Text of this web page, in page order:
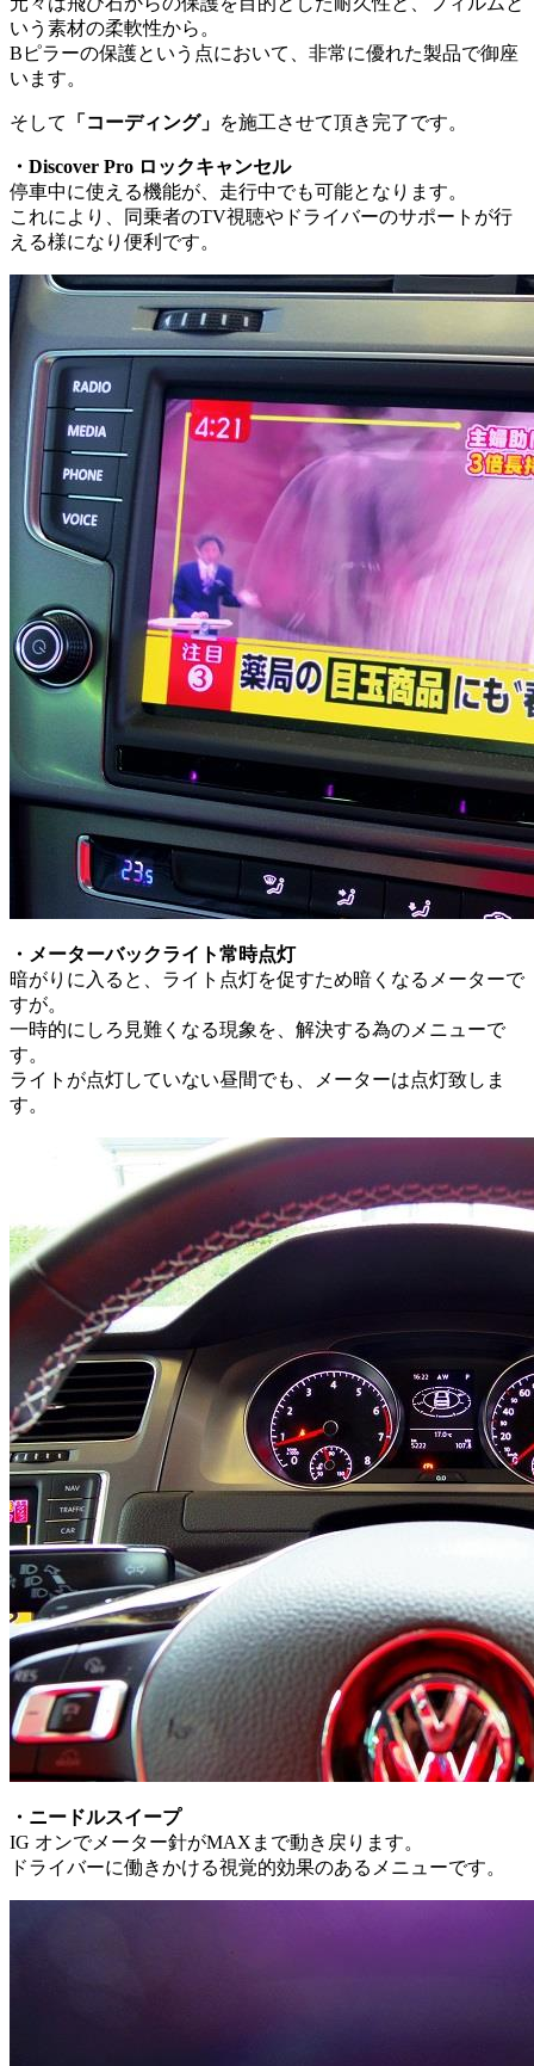
いう素材の柔軟性から。
Bピラーの保護という点において、非常に優れた製品で御座
います。
そして 「コーディング」 を施工させて頂き完了です。
・Discover Pro ロックキャンセル
停車中に使える機能が、走行中でも可能となります。
これにより、同乗者のTV視聴やドライバーのサポートが行
える様になり便利です。
・メーターバックライト常時点灯
暗がりに入ると、ライト点灯を促すため暗くなるメーターで
すが。
一時的にしろ見難くなる現象を、解決する為のメニューで
す。
ライトが点灯していない昼間でも、メーターは点灯致しま
す。
・ニードルスイープ
IG オンでメーター針がMAXまで動き戻ります。
ドライバーに働きかける視覚的効果のあるメニューです。